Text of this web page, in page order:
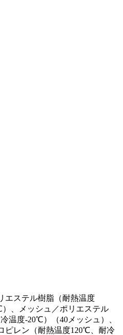
エステル樹脂（耐熱温度
、メッシュ／ポリエステル
温度-20℃）（40メッシュ）、
ピレン（耐熱温度120℃、耐冷